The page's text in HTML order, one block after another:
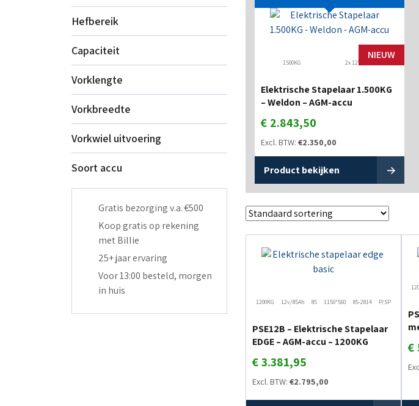
Gratis bezorging v.a. €500
Koop gratis op rekening
met Billie
25+ jaar ervaring
Voor 13:00 besteld, morgen
in huis
Hefbereik
Capaciteit
Vorklengte
Vorkbreedte
Vorkwiel uitvoering
Soort accu
NIEUW
1500KG 2x 12V/75Ah
Elektrische Stapelaar 1.500KG
– Weldon – AGM-accu
€ 2.843,50
Excl. BTW: €2.350,00
Product bekijken
1200KG 12v/85Ah 85 1150*560 85-2814 P/SP
PSE12B – Elektrische Stapelaar
EDGE – AGM-accu – 1200KG
€3.381,95
Excl. BTW: €2.795,00
€